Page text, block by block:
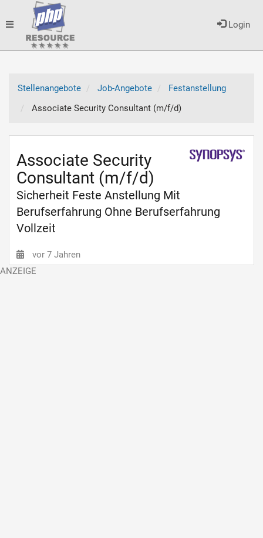
Login
Toggle
Stellenangebote
Job-Angebote
Festanstellung
Associate Security Consultant (m/f/d)
Associate Security
Consultant (m/f/d)
Sicherheit Feste Anstellung Mit
Berufserfahrung Ohne Berufserfahrung
Vollzeit
vor 7 Jahren